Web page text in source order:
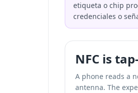
etiqueta o chip
credenciales o
NFC is
A phone reads a
antenna. The